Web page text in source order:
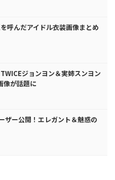
呼んだアイドル衣装画像まとめ
ジョンヨン＆実姉スンヨン
像が話題に
ザー公開！エレガント＆魅惑の